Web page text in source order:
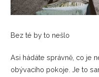
Bez té by to nešlo
Asi hádáte správně, co je
obývacího pokoje. Je to